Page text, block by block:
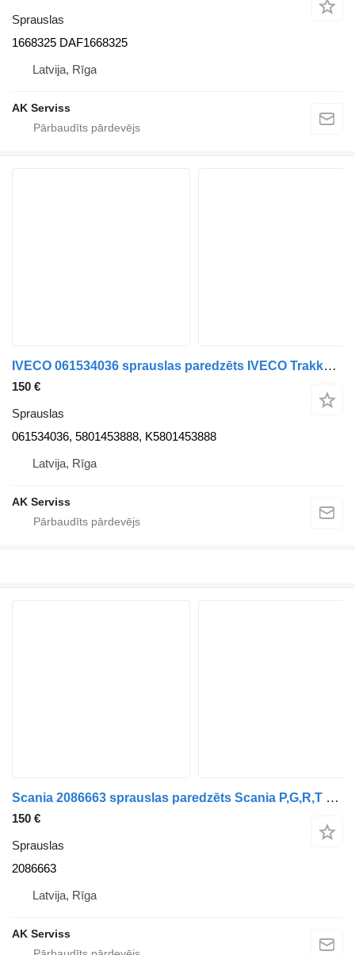
Sprauslas
1668325 DAF1668325
Latvija, Rīga
AK Serviss
IVECO 061534036 sprauslas paredzēts IVECO Trakker, Stralis kravas automašīnas
150 €
Sprauslas
061534036, 5801453888, K5801453888
Latvija, Rīga
AK Serviss
Scania 2086663 sprauslas paredzēts Scania P,G,R,T vilcēja
150 €
Sprauslas
2086663
Latvija, Rīga
AK Serviss